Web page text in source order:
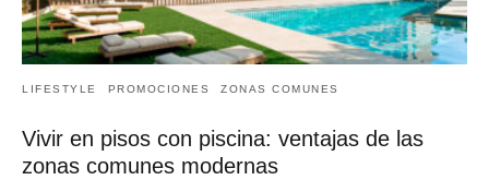
LIFESTYLE PROMOCIONES ZONAS COMUNES
Vivir en pisos con piscina: ventajas de las
zonas comunes modernas